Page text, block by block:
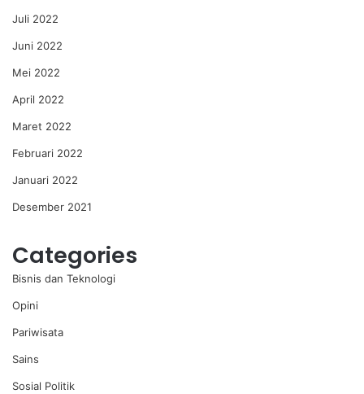
Juli 2022
Juni 2022
Mei 2022
April 2022
Maret 2022
Februari 2022
Januari 2022
Desember 2021
Categories
Bisnis dan Teknologi
Opini
Pariwisata
Sains
Sosial Politik